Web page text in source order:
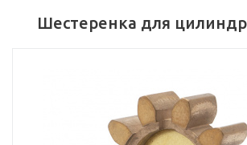
Шестеренка для